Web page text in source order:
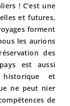
! C’est une
et futures,
forment
les aurions
des
est aussi
et
ne peut nier
de